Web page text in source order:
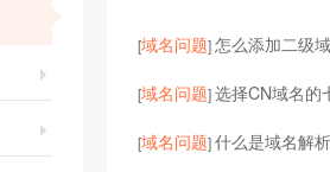
[域名问题]怎么添加二级
[域名问题]选择CN域名的
[域名问题]什么是域名解